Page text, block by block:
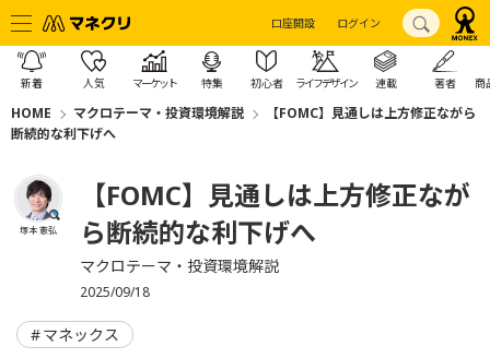
口座開設 ログイン
新着 人気 マーケット 特集 初心者 ライフデザイン 連載 著者 商
HOME マクロテーマ・投資環境解説
【FOMC】見通しは上方修正ながら
断続的な利下げへ
塚本 憲弘
【FOMC】見通しは上方修正なが
ら断続的な利下げへ
マクロテーマ・投資環境解説
2025/09/18
マネックス